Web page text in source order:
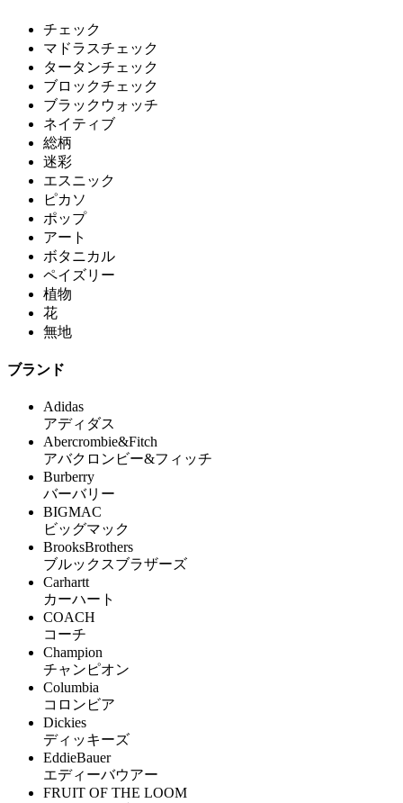
チェック
マドラスチェック
タータンチェック
ブロックチェック
ブラックウォッチ
ネイティブ
総柄
迷彩
エスニック
ピカソ
ポップ
アート
ボタニカル
ペイズリー
植物
花
無地
ブランド
Adidas
アディダス
Abercrombie&Fitch
アバクロンビー&フィッチ
Burberry
バーバリー
BIGMAC
ビッグマック
BrooksBrothers
ブルックスブラザーズ
Carhartt
カーハート
COACH
コーチ
Champion
チャンピオン
Columbia
コロンビア
Dickies
ディッキーズ
EddieBauer
エディーバウアー
FRUIT OF THE LOOM